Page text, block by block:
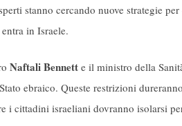
stanno cercando nuove strategie
in Israele.
Naftali Bennett e il ministro della
ebraico. Queste restrizioni
i cittadini israeliani dovranno isolarsi